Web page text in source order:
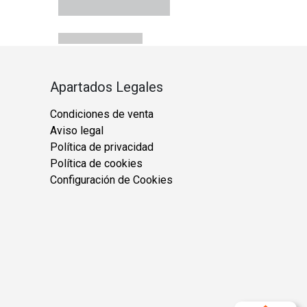
Apartados Legales
Condiciones de venta
Aviso legal
Política de privacidad
Política de cookies
Configuración de Cookies